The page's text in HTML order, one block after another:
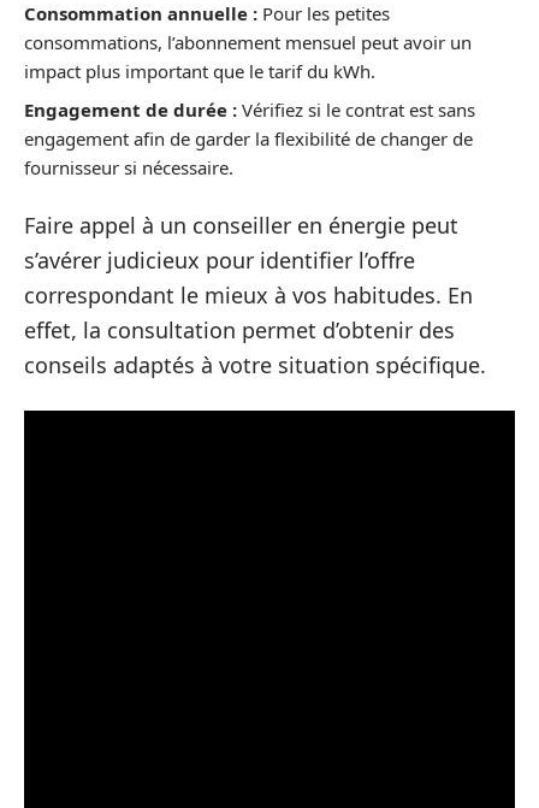
Consommation annuelle : Pour les petites
consommations, l’abonnement mensuel peut avoir un
impact plus important que le tarif du kWh.
Engagement de durée : Vérifiez si le contrat est sans
engagement afin de garder la flexibilité de changer de
fournisseur si nécessaire.
Faire appel à un conseiller en énergie peut
s’avérer judicieux pour identifier l’offre
correspondant le mieux à vos habitudes. En
effet, la consultation permet d’obtenir des
conseils adaptés à votre situation spécifique.